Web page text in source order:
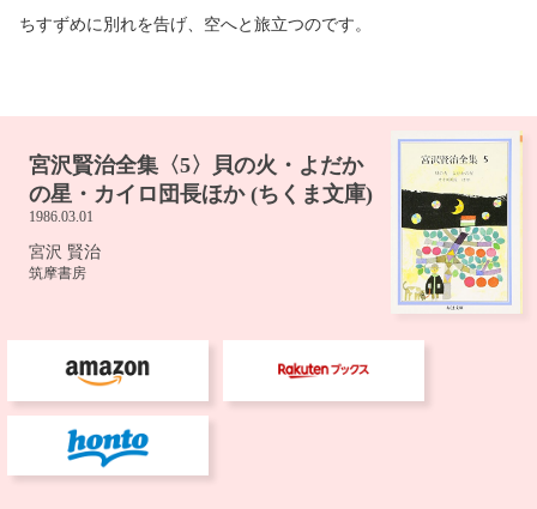
ちすずめに別れを告げ、空へと旅立つのです。